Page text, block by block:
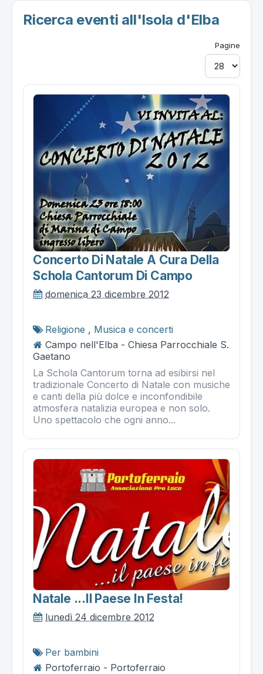
Ricerca eventi all'Isola d'Elba
Pagine
Concerto Di Natale A Cura Della
Schola Cantorum Di Campo
domenica 23 dicembre 2012
Religione , Musica e concerti
Campo nell'Elba - Chiesa Parrocchiale S.
Gaetano
La Schola Cantorum torna ad esibirsi nel
tradizionale Concerto di Natale con musiche
e canti della più dolce e inconfondibile
atmosfera natalizia europea e non solo.
Uno spettacolo che ogni anno...
Natale ...il Paese In Festa!
lunedì 24 dicembre 2012
Per bambini
Portoferraio - Portoferraio